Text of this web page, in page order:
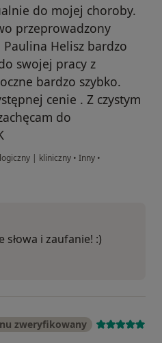
do mojej choroby.
przeprowadzony
Helisz bardzo
swojej pracy z
bardzo szybko.
cenie . Z czystym
do
| kliniczny • Inny •
słowa i zaufanie! :)
zweryfikowany